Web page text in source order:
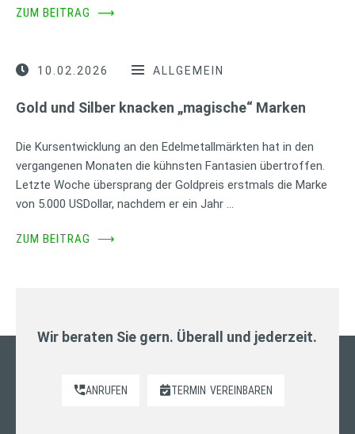
ZUM BEITRAG ⟶
10.02.2026 ALLGEMEIN
Gold und Silber knacken „magische“ Marken
Die Kursentwicklung an den Edelmetallmärkten hat in den
vergangenen Monaten die kühnsten Fantasien übertroffen.
Letzte Woche übersprang der Goldpreis erstmals die Marke
von 5.000 USDollar, nachdem er ein Jahr …
ZUM BEITRAG ⟶
Wir beraten Sie gern. Überall und jederzeit.
ANRUFEN TERMIN VEREINBAREN